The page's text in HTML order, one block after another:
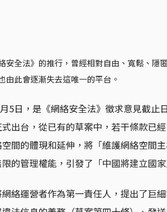
安全法》的推行，曾經相對自由、寬鬆、隱
由此會逐漸失去這唯一的平台。
5日，是《網絡安全法》徵求意見截止
出台，從已有的草案中，若干條款已
間的體現和延伸，將「維護網絡空間
的管理權能，引發了「中國將建立國
絡運營者作為第一責任人，提出了巨